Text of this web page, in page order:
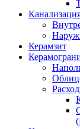
Керамзит